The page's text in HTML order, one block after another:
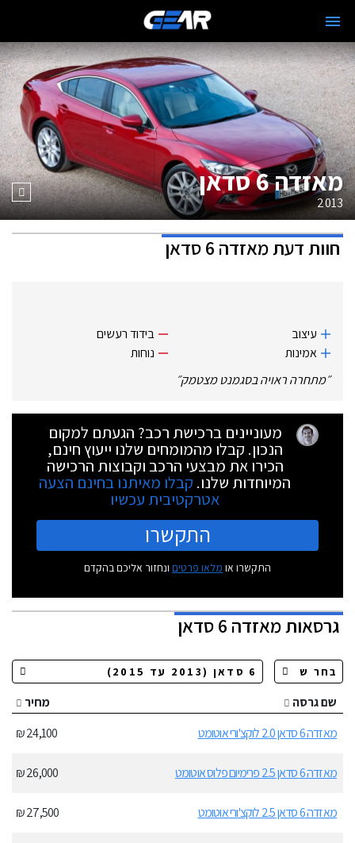
מאזדה 6 סדאן
2013
חוות דעתמאזדה 6 סדאן
עיצוב
אמינות
בידוד רעשים
נוחות
״מתחרה ראויה בסגמנט מצטמק״
מעוניינים ברכישת רכב? הגעתם למקום
הנכון. קבלו מהמומחים שלנו ייעוץ חינם,
הכירו את מבצעי הרכב וקבוצות הרכישה
המיוחדות שלנו. קבלו מאיתנו בחינם הצעה
אטרקטיבית עכשיו
התקשרו
התקשרו או מלאו פרטים ונחזור אליכם בהקדם
גרסאותמאזדה 6 סדאן
שם גרסה
מחיר
מאזדה 6 סדאן 2.0 לוקצ'ורי אוטומט
24,100 ₪
מאזדה 6 סדאן 2.5 פרימיום פלוס אוטומט 26,000 ₪
מאזדה 6 סדאן 2.5 לוקצ'ורי אוטומט 27,500 ₪